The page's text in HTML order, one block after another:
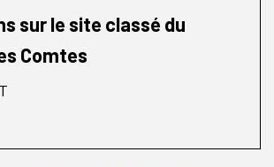
sur le site classé du
Comtes